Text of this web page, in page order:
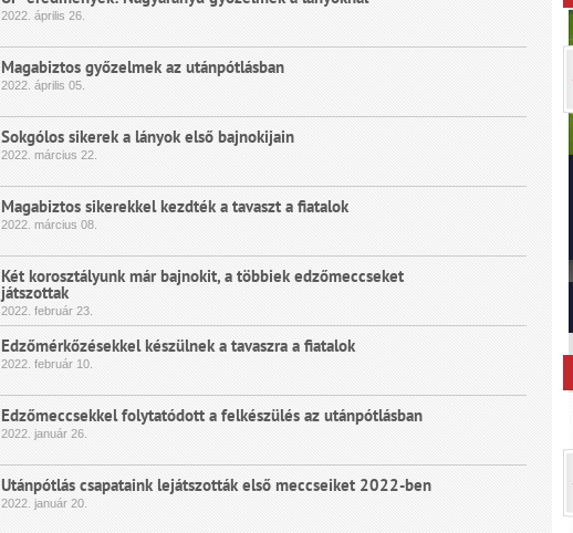
2022. április 26.
Magabiztos győzelmek az utánpótlásban
2022. április 05.
Sokgólos sikerek a lányok első bajnokijain
2022. március 22.
Magabiztos sikerekkel kezdték a tavaszt a fiatalok
2022. március 08.
Két korosztályunk már bajnokit, a többiek edzőmeccseket
játszottak
2022. február 23.
Edzőmérkőzésekkel készülnek a tavaszra a fiatalok
2022. február 10.
Edzőmeccsekkel folytatódott a felkészülés az utánpótlásban
2022. január 26.
Utánpótlás csapataink lejátszották első meccseiket 2022-ben
2022. január 20.